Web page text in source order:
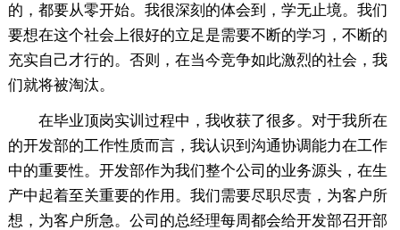
的，都要从零开始。我很深刻的体会到，学无止境。我们
要想在这个社会上很好的立足是需要不断的学习，不断的
充实自己才行的。否则，在当今竞争如此激烈的社会，我
们就将被淘汰。
在毕业顶岗实训过程中，我收获了很多。对于我所在
的开发部的工作性质而言，我认识到沟通协调能力在工作
中的重要性。开发部作为我们整个公司的业务源头，在生
产中起着至关重要的作用。我们需要尽职尽责，为客户所
想，为客户所急。公司的总经理每周都会给开发部召开部